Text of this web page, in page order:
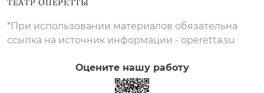
*При использовании материалов обязательна
ссылка на источник информации - operetta.su
Оцените нашу работу